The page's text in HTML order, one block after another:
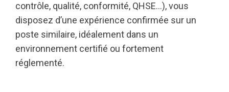
contrôle, qualité, conformité, QHSE…), vous
disposez d’une expérience confirmée sur un
poste similaire, idéalement dans un
environnement certifié ou fortement
réglementé.